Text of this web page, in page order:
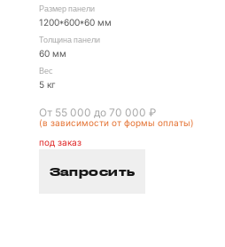
Размер панели
1200*600*60 мм
Толщина панели
60 мм
Вес
5 кг
От 55 000 до 70 000 ₽
(в зависимости от формы оплаты)
под заказ
Запросить